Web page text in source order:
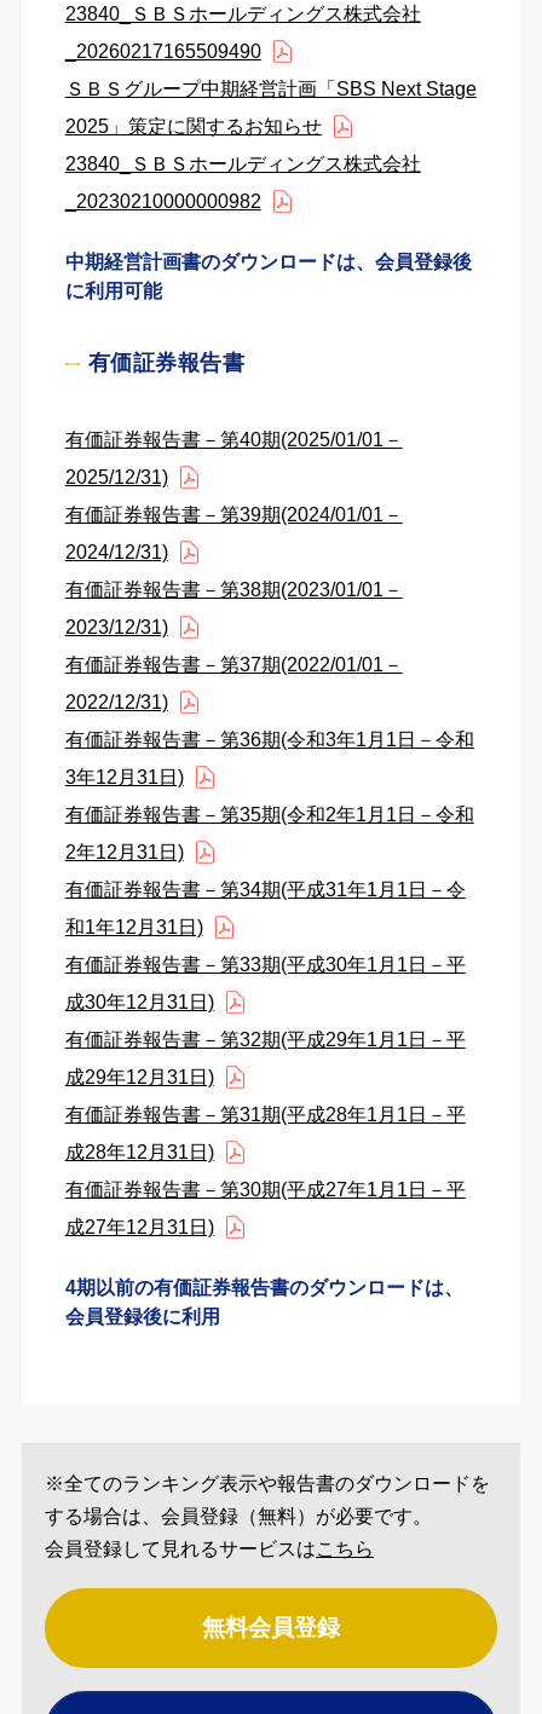
23840_ＳＢＳホールディングス株式会社
_20260217165509490
ＳＢＳグループ中期経営計画「SBS Next Stage
2025」策定に関するお知らせ
23840_ＳＢＳホールディングス株式会社
_20230210000000982
中期経営計画書のダウンロードは、会員登録後
に利用可能
有価証券報告書
有価証券報告書－第40期(2025/01/01－
2025/12/31)
有価証券報告書－第39期(2024/01/01－
2024/12/31)
有価証券報告書－第38期(2023/01/01－
2023/12/31)
有価証券報告書－第37期(2022/01/01－
2022/12/31)
有価証券報告書－第36期(令和3年1月1日－令和
3年12月31日)
有価証券報告書－第35期(令和2年1月1日－令和
2年12月31日)
有価証券報告書－第34期(平成31年1月1日－令
和1年12月31日)
有価証券報告書－第33期(平成30年1月1日－平
成30年12月31日)
有価証券報告書－第32期(平成29年1月1日－平
成29年12月31日)
有価証券報告書－第31期(平成28年1月1日－平
成28年12月31日)
有価証券報告書－第30期(平成27年1月1日－平
成27年12月31日)
4期以前の有価証券報告書のダウンロードは、
会員登録後に利用
※全てのランキング表示や報告書のダウンロードを
する場合は、会員登録（無料）が必要です。
会員登録して見れるサービスはこちら
無料会員登録